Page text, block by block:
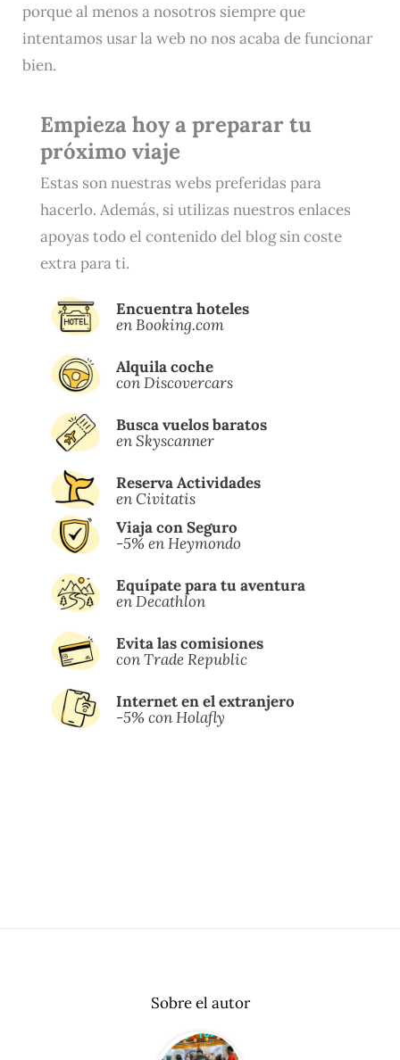
porque al menos a nosotros siempre que
intentamos usar la web no nos acaba de funcionar
bien.
Empieza hoy a preparar tu
próximo viaje
Estas son nuestras webs preferidas para
hacerlo. Además, si utilizas nuestros enlaces
apoyas todo el contenido del blog sin coste
extra para ti.
Encuentra hoteles
en Booking.com
Alquila coche
con Discovercars
Busca vuelos baratos
en Skyscanner
Reserva Actividades
en Civitatis
Viaja con Seguro
-5% en Heymondo
Equípate para tu aventura
en Decathlon
Evita las comisiones
con Trade Republic
Internet en el extranjero
-5% con Holafly
Sobre el autor